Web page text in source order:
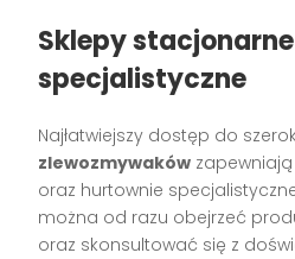
Sklepy
specjalistyczne
Najłatwiejszy dostęp do
zlewozmywaków
oraz hurtownie
można od razu obejrzeć
oraz skonsultować się z